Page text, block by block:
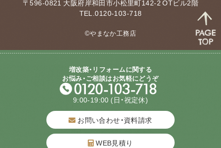
〒596-0821 大阪府岸和田市小松里町142-2 OTビル2階
TEL.0120-103-718
©やまなか工務店
増改築・リフォームに関する
お悩み・ご相談はお気軽にどうぞ
9:00-19:00 (日・祝定休)
お問い合わせ・資料請求
WEB見積り